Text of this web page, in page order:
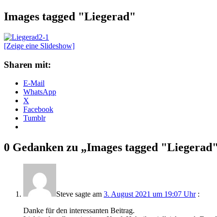
Images tagged "Liegerad"
[Zeige eine Slideshow]
Sharen mit:
E-Mail
WhatsApp
X
Facebook
Tumblr
0 Gedanken zu „Images tagged
Steve sagte am 3. August 2021 um 19:07 Uhr :
Danke für den interessanten Beitrag.